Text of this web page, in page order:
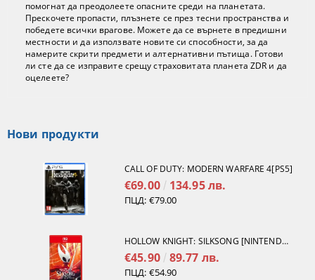
помогнат да преодолеете опасните среди на планетата.
Прескочете пропасти, плъзнете се през тесни пространства и
победете всички врагове. Можете да се върнете в предишни
местности и да използвате новите си способности, за да
намерите скрити предмети и алтернативни пътища. Готови
ли сте да се изправите срещу страховитата планета ZDR и да
оцелеете?
Нови продукти
CALL OF DUTY: MODERN WARFARE 4[PS5]
€69.00 134.95 лв.
ПЦД: €79.00
HOLLOW KNIGHT: SILKSONG [NINTENDO SWITCH 2]
€45.90 89.77 лв.
ПЦД: €54.90